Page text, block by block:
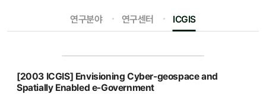
연구분야 연구센터 ICGIS
[2003 ICGIS] Envisioning Cyber-geospace and
Spatially Enabled e-Government